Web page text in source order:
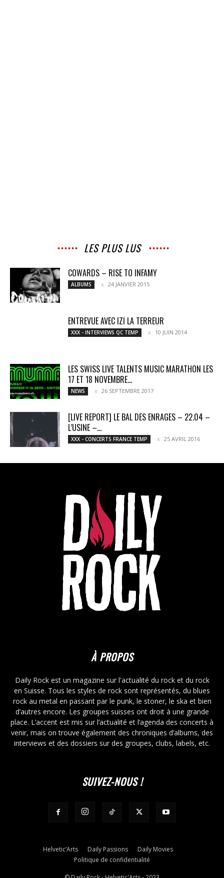
LES PLUS LUS
COWARDS – RISE TO INFAMY
ALBUMS 24 JANVIER 2015
ENTREVUE AVEC IZI LA TERREUR
XXX - INTERVIEWS QC TEMP 10 JUIN 2014
LES SWISS LIVE TALENTS MUSIC MARATHON LES
17 ET 18 NOVEMBRE...
NEWS 26 SEPTEMBRE 2017
[LIVE REPORT] LE BAL DES ENRAGES – 22.04 –
L’USINE –...
XXX - CONCERTS FRANCE TEMP 25 AVRIL 2016
À PROPOS
Daily Rock est un magazine sur l'actualité du rock et du rock
en Suisse. Tous les styles de rock sont représentés, du blues
rock au metal en passant par le punk, le stoner, le ska et bien
d’autres encore. Les groupes suisses ont droit à une grande
place. L’accent est mis sur l’actualité et l’agenda des concerts à
venir, mais on trouve également des chroniques d’albums, des
interviews et des dossiers sur des groupes, clubs, labels, etc.
SUIVEZ-NOUS !
Helvetic’Arts Daily Passions
Daily Movies
Politique de confidentialité